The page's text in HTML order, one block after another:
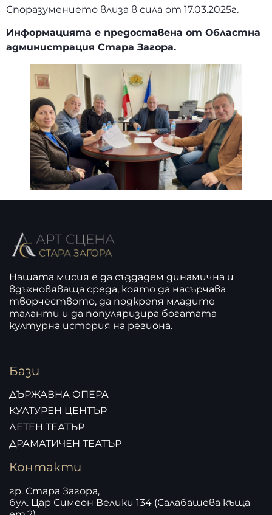
Споразумението влиза в сила от 17.03.2025г.
Информацията е предоставена от Областна
администрация Стара Загора.
Нашата мисия е да създадем динамична и
вдъхновяваща среда, която да насърчава
творчеството, да подкрепя младите
таланти и да популяризира богатата
културна история на региона.
Бази
ДЪРЖАВНА ОПЕРА
КУЛТУРЕН ЦЕНТЪР
ЛЕТЕН ТЕАТЪР
ДРАМАТИЧЕН ТЕАТЪР
Контакти
гр. Стара Загора,
бул. Цар Симеон Велики 134 (Салабашева къща